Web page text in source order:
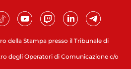
della Stampa presso il Tribunale di
degli Operatori di Comunicazione c/o